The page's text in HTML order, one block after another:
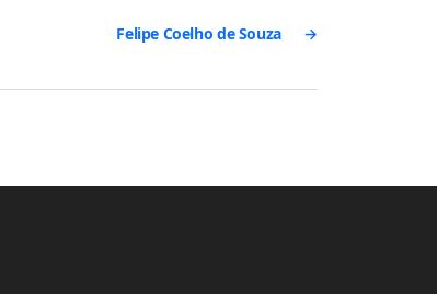
→
Felipe Coelho de Souza